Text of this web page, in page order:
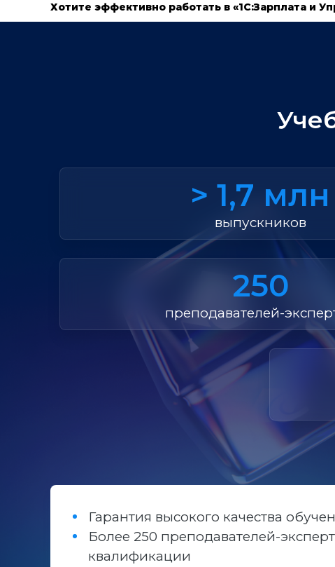
Хотите эффективно работать в «1С:Зарплата и
> 1,7 млн
выпускников
250
преподавателей-
Гарантия высокого качества
Более 250 преподавателей-
квалификации